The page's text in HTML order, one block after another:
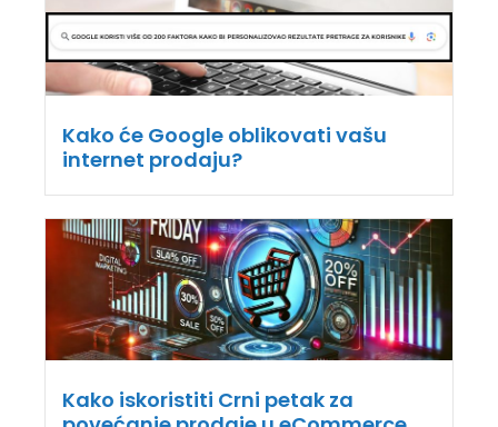
Kako će Google oblikovati vašu
internet prodaju?
Kako iskoristiti Crni petak za